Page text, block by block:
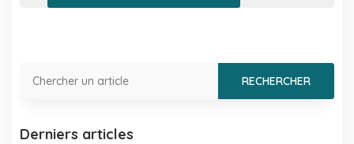
Derniers articles